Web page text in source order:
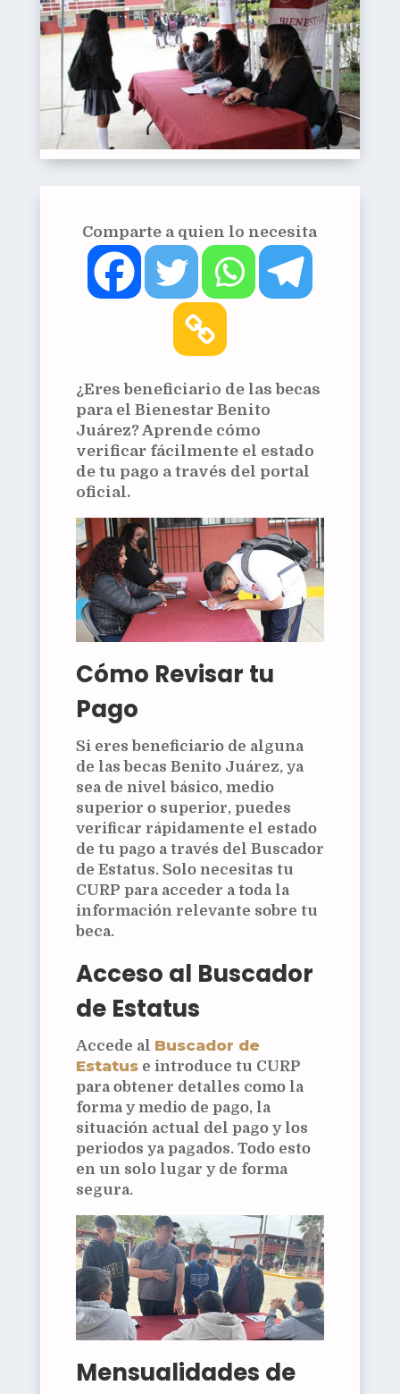
Comparte a quien lo necesita
¿Eres beneficiario de las becas
para el Bienestar Benito
Juárez? Aprende cómo
verificar fácilmente el estado
de tu pago a través del portal
oficial.
Cómo Revisar tu
Pago
Si eres beneficiario de alguna
de las becas Benito Juárez, ya
sea de nivel básico, medio
superior o superior, puedes
verificar rápidamente el estado
de tu pago a través del Buscador
de Estatus. Solo necesitas tu
CURP para acceder a toda la
información relevante sobre tu
beca.
Acceso al Buscador
de Estatus
Accede al Buscador de
Estatuse introduce tu CURP
para obtener detalles como la
forma y medio de pago, la
situación actual del pago y los
periodos ya pagados. Todo esto
en un solo lugar y de forma
segura.
Mensualidades de